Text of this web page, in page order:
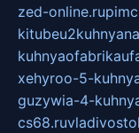
zed-online.ru
xehyroo-5-
guzywia-4-
cs68.ru